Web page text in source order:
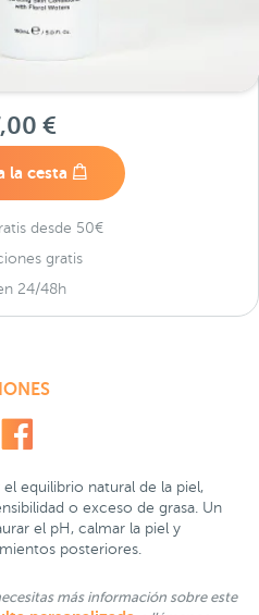
€
la cesta
desde 50€
gratis
24/48h
equilibrio natural de la piel,
o exceso de grasa. Un
el pH, calmar la piel y
posteriores.
más información sobre este